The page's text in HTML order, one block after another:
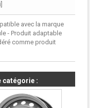
avec la marque
- Produit adaptable
comme produit
catégorie :